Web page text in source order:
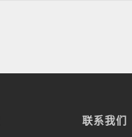
联系我们